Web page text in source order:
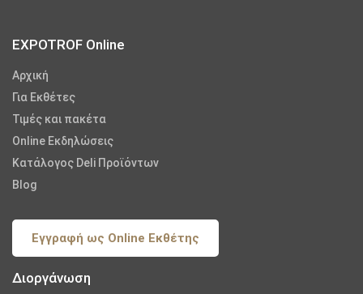
EXPOTROF Online
Αρχική
Για Εκθέτες
Τιμές και πακέτα
Online Εκδηλώσεις
Κατάλογος Deli Προϊόντων
Blog
Εγγραφή ως Online Εκθέτης
Διοργάνωση